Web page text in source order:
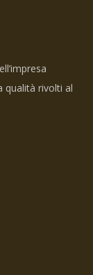
qualità rivolti al